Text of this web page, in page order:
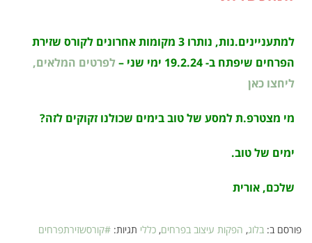
למתעניינים.נות, נותרו 3 מקומות אחרונים לקורס שזירת
הפרחים שיפתח ב- 19.2.24 ימי שני –
לפרטים המלאים,
ליחצו כאן
מי מצטרפ.ת למסע של טוב בימים שכולנו זקוקים לזה?
ימים של טוב.
שלכם, אורית
פורסם ב: בלוג, הפקות עיצוב בפרחים, כללי תגיות: #קורסשזירתפרחים